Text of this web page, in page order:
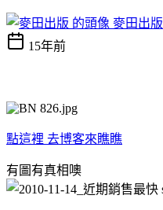
麥田出版
15年前
點這裡 去博客來瞧瞧
有圖有真相噢